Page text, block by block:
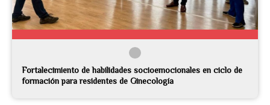
Fortalecimiento de habilidades socioemocionales en ciclo de
formación para residentes de Ginecología